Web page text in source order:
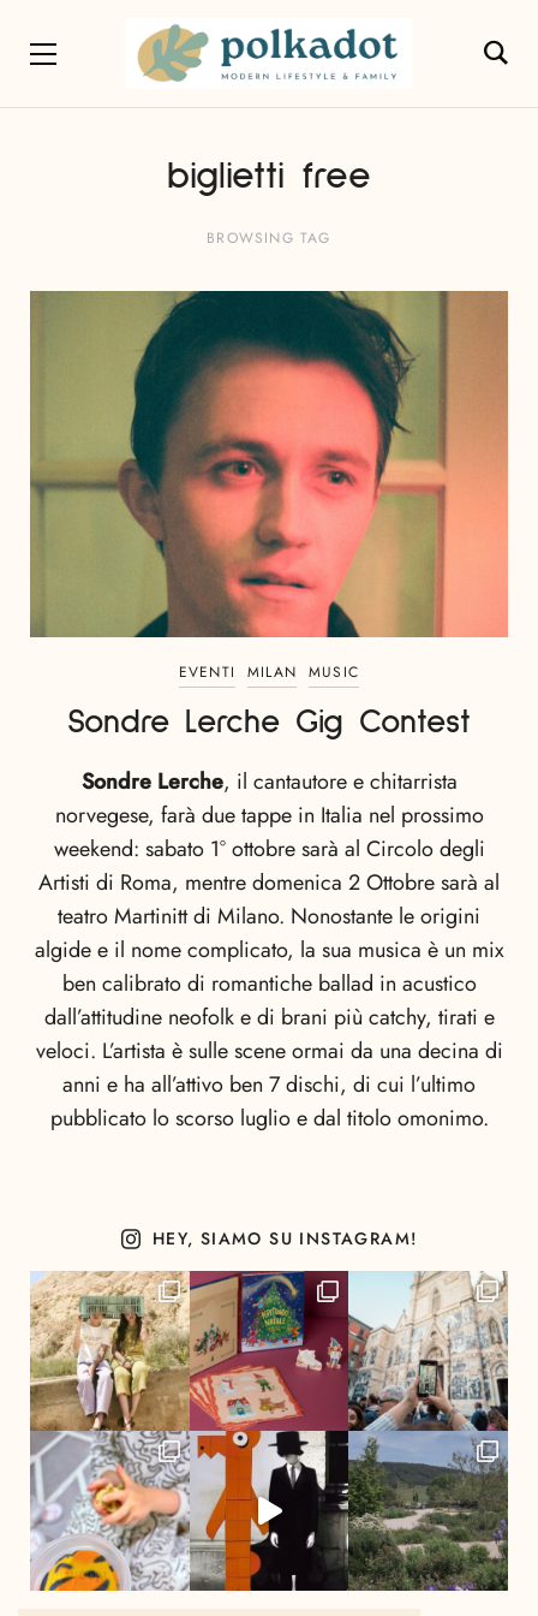
biglietti free
BROWSING TAG
EVENTI MILAN MUSIC
Sondre Lerche Gig Contest
Sondre Lerche, il cantautore e chitarrista
norvegese, farà due tappe in Italia nel prossimo
weekend: sabato 1° ottobre sarà al Circolo degli
Artisti di Roma, mentre domenica 2 Ottobre sarà al
teatro Martinitt di Milano. Nonostante le origini
algide e il nome complicato, la sua musica è un mix
ben calibrato di romantiche ballad in acustico
dall’attitudine neofolk e di brani più catchy, tirati e
veloci. L’artista è sulle scene ormai da una decina di
anni e ha all’attivo ben 7 dischi, di cui l’ultimo
pubblicato lo scorso luglio e dal titolo omonimo.
HEY, SIAMO SU INSTAGRAM!